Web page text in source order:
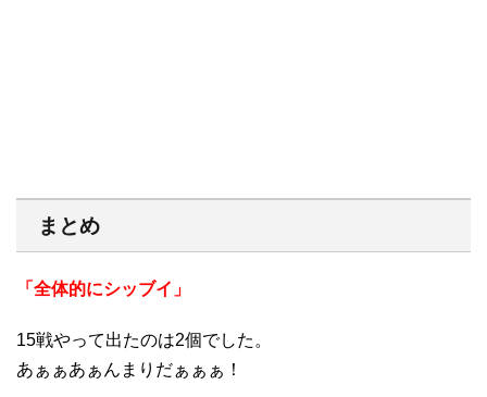
まとめ
「全体的にシッブイ」
15戦やって出たのは2個でした。
あぁぁあぁんまりだぁぁぁ！